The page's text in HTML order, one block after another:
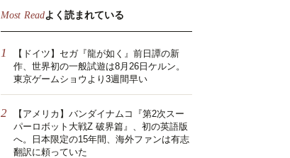
Most Readよく読まれている
1
【ドイツ】セガ『龍が如く』前日譚の新
作、世界初の一般試遊は8月26日ケルン。
東京ゲームショウより3週間早い
2
【アメリカ】バンダイナムコ『第2次スー
パーロボット大戦Z 破界篇』、初の英語版
へ。日本限定の15年間、海外ファンは有志
翻訳に頼っていた